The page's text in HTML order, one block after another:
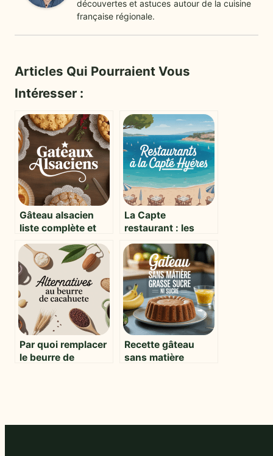
découvertes et astuces autour de la cuisine
française régionale.
Articles Qui Pourraient Vous
Intéresser :
Gâteau alsacien
liste complète et
inspiration
gourmande
La Capte
restaurant : les
meilleures tables
pour savourer la
presqu’île
Par quoi remplacer
le beurre de
Recette gâteau
sans matière